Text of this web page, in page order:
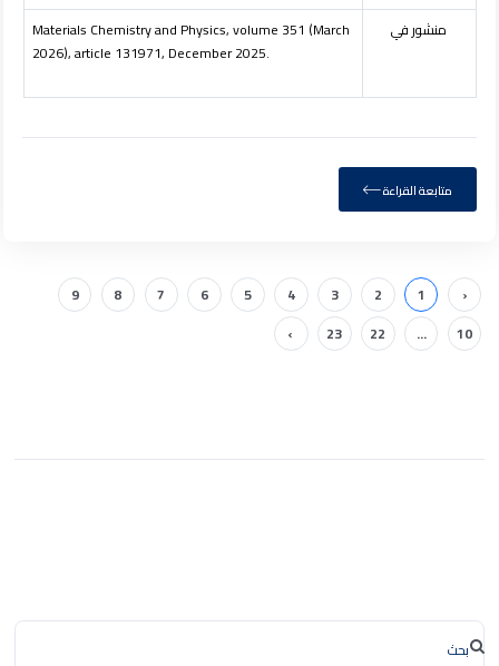
منشور في
Materials Chemistry and Physics, volume 351 (March
2026), article 131971, December 2025.
متابعة القراءة
‹
1
2
3
4
5
6
7
8
9
10
...
22
23
›